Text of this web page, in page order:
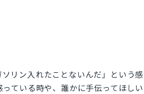
リン入れたことないんだ」という感
ている時や、誰かに手伝ってほしい